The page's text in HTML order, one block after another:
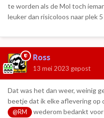
te worden als de Mol toch
leuker dan risicoloos naar plek
Ross
13 mei 2023 gepost
Dat was het dan weer, weinig
beetje dat ik elke aflevering op
@RM
wederom bedankt